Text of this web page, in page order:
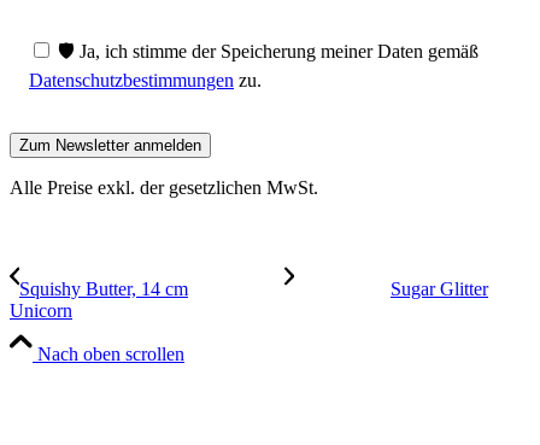
🛡️ Ja, ich stimme der Speicherung meiner Daten gemäß
Datenschutzbestimmungen zu.
Alle Preise exkl. der gesetzlichen MwSt.
Squishy Butter, 14 cm
Sugar Glitter
Unicorn
Nach oben scrollen